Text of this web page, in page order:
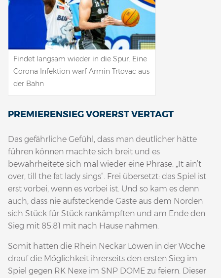
Findet langsam wieder in die Spur. Eine
Corona Infektion warf Armin Trtovac aus
der Bahn
PREMIERENSIEG VORERST VERTAGT
Das gefährliche Gefühl, dass man deutlicher hätte
führen können machte sich breit und es
bewahrheitete sich mal wieder eine Phrase: „It ain’t
over, till the fat lady sings“. Frei übersetzt: das Spiel ist
erst vorbei, wenn es vorbei ist. Und so kam es denn
auch, dass nie aufsteckende Gäste aus dem Norden
sich Stück für Stück rankämpften und am Ende den
Sieg mit 85:81 mit nach Hause nahmen.
Somit hatten die Rhein Neckar Löwen in der Woche
drauf die Möglichkeit ihrerseits den ersten Sieg im
Spiel gegen RK Nexe im SNP DOME zu feiern. Dieser